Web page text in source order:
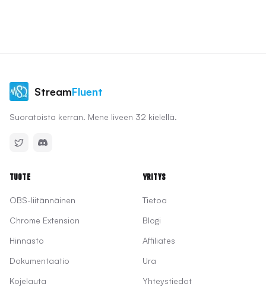
StreamFluent
Suoratoista kerran. Mene liveen 32 kielellä.
Tuote
OBS-liitännäinen
Chrome Extension
Hinnasto
Dokumentaatio
Kojelauta
Yritys
Tietoa
Blogi
Affiliates
Ura
Yhteystiedot